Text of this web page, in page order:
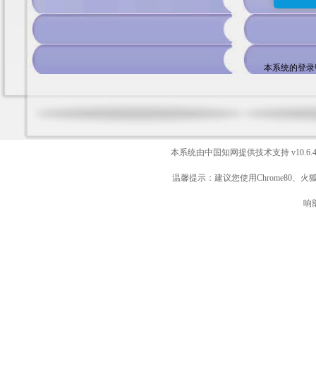
本系统的登
本系统由中国知网提供技术支持
温馨提示：建议您使用Chrome80、火
响